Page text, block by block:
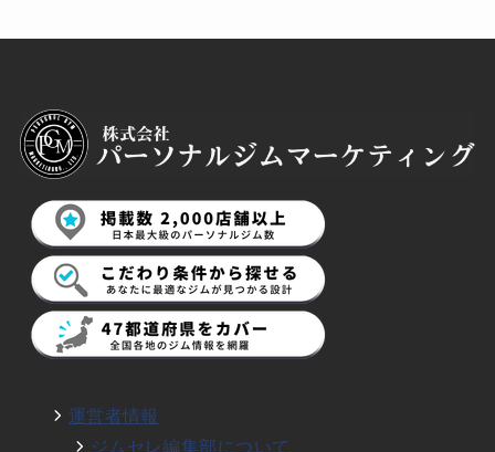
運営者情報
ジムセレ編集部について